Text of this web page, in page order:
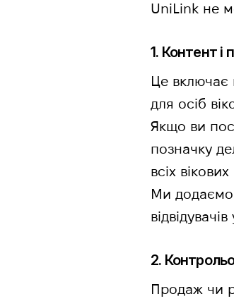
UniLink не
1. Контент і
Це включає
для осіб
Якщо ви
позначку
всіх
Ми додаємо
2.
Продаж чи